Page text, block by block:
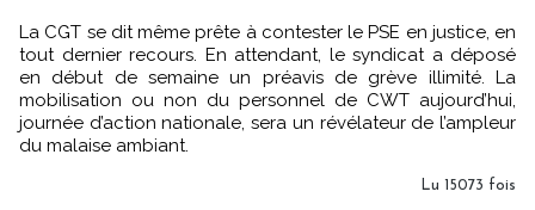
La CGT se dit même prête à contester le PSE en justice, en
tout dernier recours. En attendant, le syndicat a déposé
en début de semaine un préavis de grève illimité. La
mobilisation ou non du personnel de CWT aujourd’hui,
journée d’action nationale, sera un révélateur de l’ampleur
du malaise ambiant.
Lu 15073 fois